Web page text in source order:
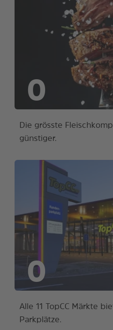
0
Die grösste
günstiger.
0
Alle 11 TopCC Märkte
Parkplätze.